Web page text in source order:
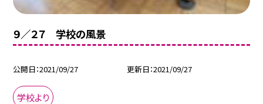
９／２７ 学校の風景
公開日 2021/09/27 更新日 2021/09/27
学校より